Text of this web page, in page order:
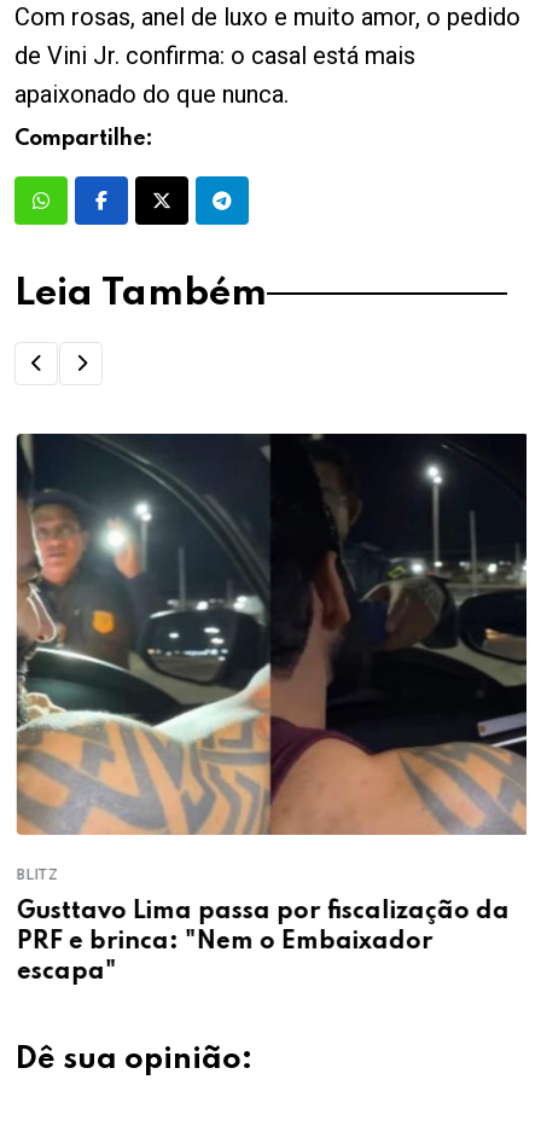
Com rosas, anel de luxo e muito amor, o pedido
de Vini Jr. confirma: o casal está mais
apaixonado do que nunca.
Compartilhe:
Leia Também
BLITZ
Gusttavo Lima passa por fiscalização da
PRF e brinca: "Nem o Embaixador
escapa"
Dê sua opinião: